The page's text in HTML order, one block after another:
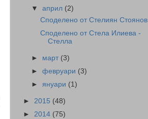
▼април (2)
Споделено от Стелиян Стоянов
Споделено от Стела Илиева -
Стелла
► март (3)
►февруари (3)
►януари (1)
► 2015 (48)
► 2014 (75)